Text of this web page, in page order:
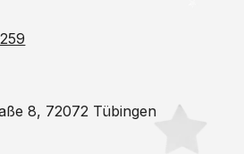
8, 72072 Tübingen